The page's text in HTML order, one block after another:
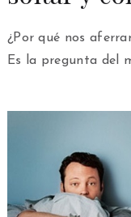
¿Por qué nos
Es la pregunta del